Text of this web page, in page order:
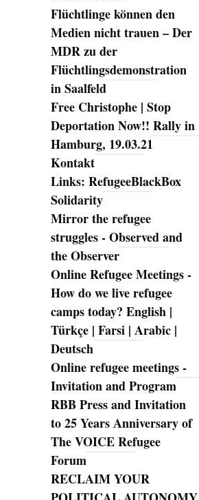
Flüchtlinge können den
Medien nicht trauen – Der
MDR zu der
Flüchtlingsdemonstration
in Saalfeld
Free Christophe | Stop
Deportation Now!! Rally in
Hamburg, 19.03.21
Kontakt
Links: RefugeeBlackBox
Solidarity
Mirror the refugee
struggles - Observed and
the Observer
Online Refugee Meetings -
How do we live refugee
camps today? English |
Türkçe | Farsi | Arabic |
Deutsch
Online refugee meetings -
Invitation and Program
RBB Press and Invitation
to 25 Years Anniversary of
The VOICE Refugee
Forum
RECLAIM YOUR